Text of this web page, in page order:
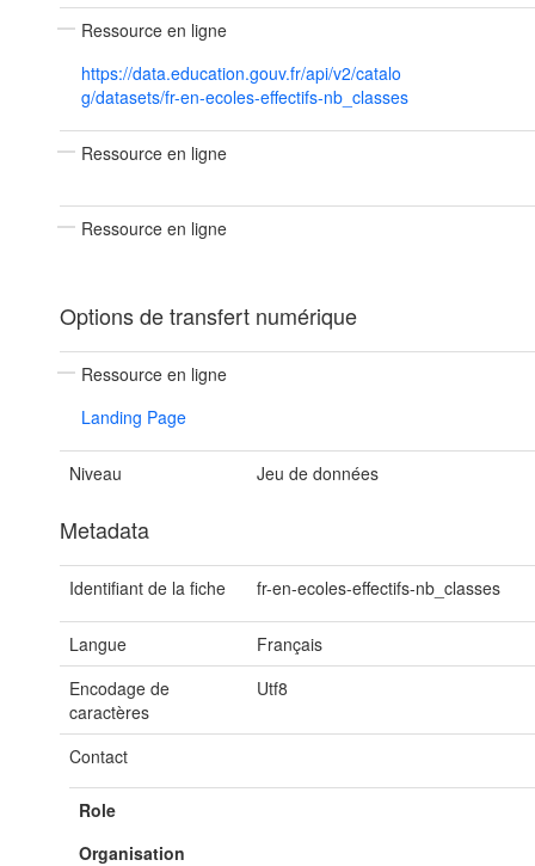
Ressource en ligne
https://data.education.gouv.fr/api/v2/catalo
g/datasets/fr-en-ecoles-effectifs-nb_classes
Ressource en ligne
Ressource en ligne
Options de transfert numérique
Ressource en ligne
Landing Page
Niveau Jeu de données
Metadata
Identifiant de la fiche fr-en-ecoles-effectifs-nb_classes
Langue
Français
Encodage de
caractères
Utf8
Contact
Role
Organisation